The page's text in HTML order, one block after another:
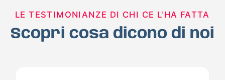
LE TESTIMONIANZE DI CHI CE L'HA FATTA
Scopri cosa dicono di noi